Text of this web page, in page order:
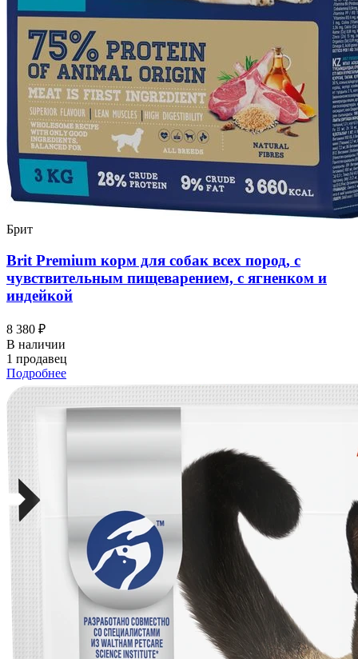
Брит
Brit Premium корм для собак всех пород, с
чувствительным пищеварением, с ягненком и
индейкой
8 380 ₽
В наличии
1 продавец
Подробнее